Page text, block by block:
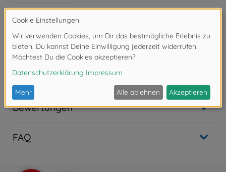
1:10 MC-10 MB X-Klasse
2.4G 100% RTR
500404165
Nicht mehr verfügbar
Bewertungen
FAQ